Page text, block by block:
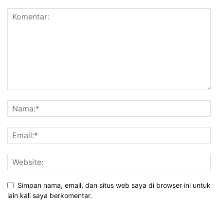
Simpan nama, email, dan situs web saya di browser ini untuk
lain kali saya berkomentar.